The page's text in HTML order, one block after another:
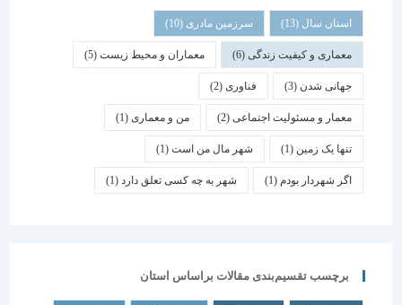
استان سال(13) سرزمین مادری(10)
معماری و کیفیت زندگی(6) معماران و محیط زیست(5)
جهانی شدن(3) فناوری (2)
معمار و مسئولیت اجتماعی(2) من و معماری (1)
تنها یک زمین(1) شهر مال من است(1)
اگر شهردار بودم (1) شهر به چه کسی تعلق دارد(1)
برچسب تقسیم‌بندی مقالات براساس استان